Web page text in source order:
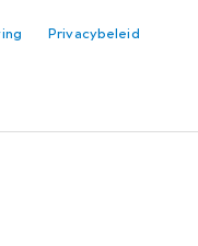
Privacybeleid
Fit Thermische